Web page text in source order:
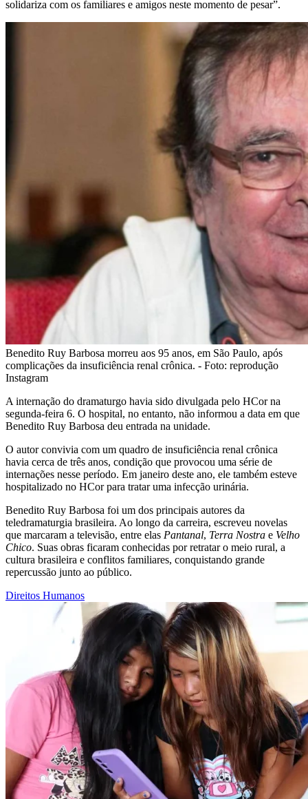
solidariza com os familiares e amigos neste momento de pesar”.
Benedito Ruy Barbosa morreu aos 95 anos, em São Paulo, após
complicações da insuficiência renal crônica. - Foto: reprodução
Instagram
A internação do dramaturgo havia sido divulgada pelo HCor na
segunda-feira 6. O hospital, no entanto, não informou a data em que
Benedito Ruy Barbosa deu entrada na unidade.
O autor convivia com um quadro de insuficiência renal crônica
havia cerca de três anos, condição que provocou uma série de
internações nesse período. Em janeiro deste ano, ele também esteve
hospitalizado no HCor para tratar uma infecção urinária.
Benedito Ruy Barbosa foi um dos principais autores da
teledramaturgia brasileira. Ao longo da carreira, escreveu novelas
que marcaram a televisão, entre elas Pantanal, Terra Nostra e Velho
Chico. Suas obras ficaram conhecidas por retratar o meio rural, a
cultura brasileira e conflitos familiares, conquistando grande
repercussão junto ao público.
Direitos Humanos